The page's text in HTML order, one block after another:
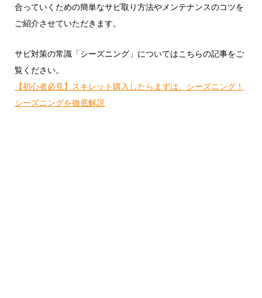
合っていくための簡単なサビ取り方法やメンテナンスのコツを
ご紹介させていただきます。
サビ対策の常識「シーズニング」についてはこちらの記事をご
覧ください。
【初心者必見】スキレット購入したらまずは、シーズニング！
シーズニングを徹底解説